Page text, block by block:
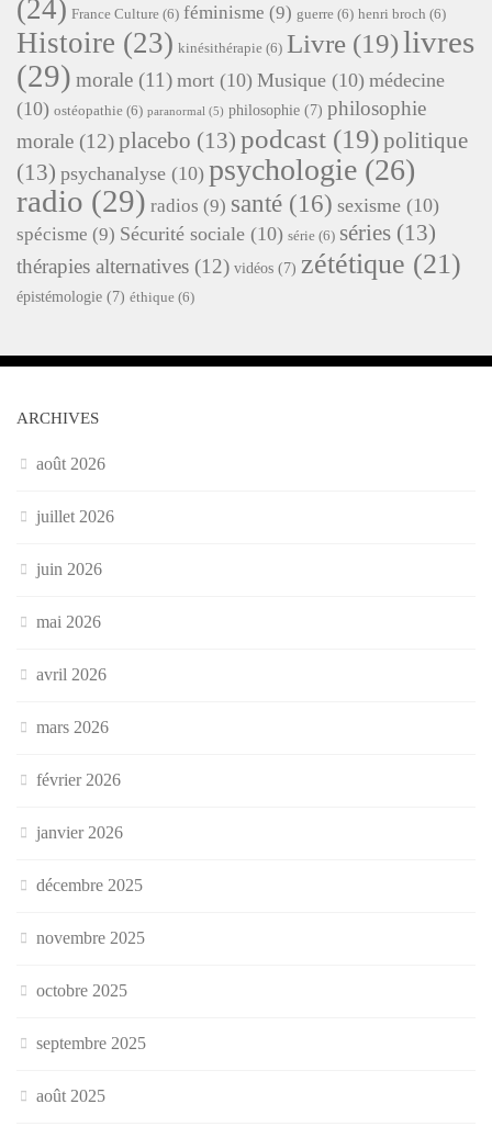
(24) France Culture (6) féminisme (9) guerre (6) henri broch (6)
Histoire (23) kinésithérapie (6) Livre (19)livres
(29) morale (11) mort (10) Musique (10) médecine
(10) ostéopathie (6) paranormal (5) philosophie (7) philosophie
morale (12)placebo (13) podcast (19)politique
(13) psychanalyse (10) psychologie (26)
radio (29) radios (9) santé (16) sexisme (10)
spécisme (9) Sécurité sociale (10) série (6) séries (13)
thérapies alternatives (12) vidéos (7) zététique (21)
épistémologie (7) éthique (6)
ARCHIVES
août 2026
juillet 2026
juin 2026
mai 2026
avril 2026
mars 2026
février 2026
janvier 2026
décembre 2025
novembre 2025
octobre 2025
septembre 2025
août 2025